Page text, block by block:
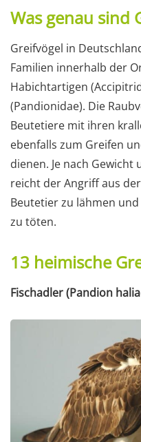
Was genau sind
Greifvögel in
Familien innerhalb der
Habichtartigen
(Pandionidae). Die
Beutetiere mit ihren
ebenfalls zum Greifen
dienen. Je nach Gewicht
reicht der Angriff aus
Beutetier zu lähmen
zu töten.
13 heimische
Fischadler (Pandion